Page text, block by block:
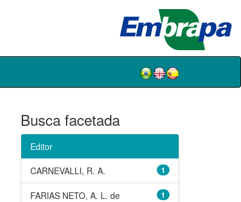
Busca facetada
Editor
1
CARNEVALLI, R. A.
1
FARIAS NETO, A. L. de